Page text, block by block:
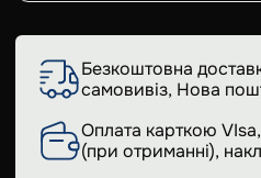
Безкоштовна
самовивіз, Нова
Оплата карткою
(при отриманні),